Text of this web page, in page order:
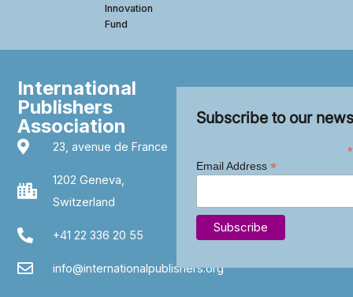
Innovation
Fund
International
Publishers
Association
23, avenue de France
1202 Geneva,
Switzerland
+41 22 336 20 55
info@internationalpublishers.org
Subscribe to our
*
Email Address *